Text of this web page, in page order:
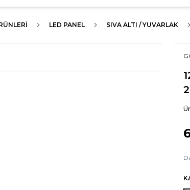
LED PANEL SIVA ALTI / YUVARLAK